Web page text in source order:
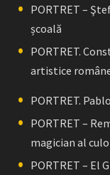
PORTRET –
școală
PORTRET.
artistice
PORTRET.
PORTRET –
magician al
PORTRET – El